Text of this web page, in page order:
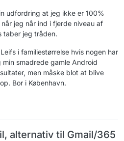
udfordring at jeg ikke er 100%
jeg når ind i fjerde niveau af
taber jeg tråden.
i familiestørrelse hvis nogen har
smadrede gamle Android
men måske blot at blive
Bor i København.
alternativ til Gmail/365